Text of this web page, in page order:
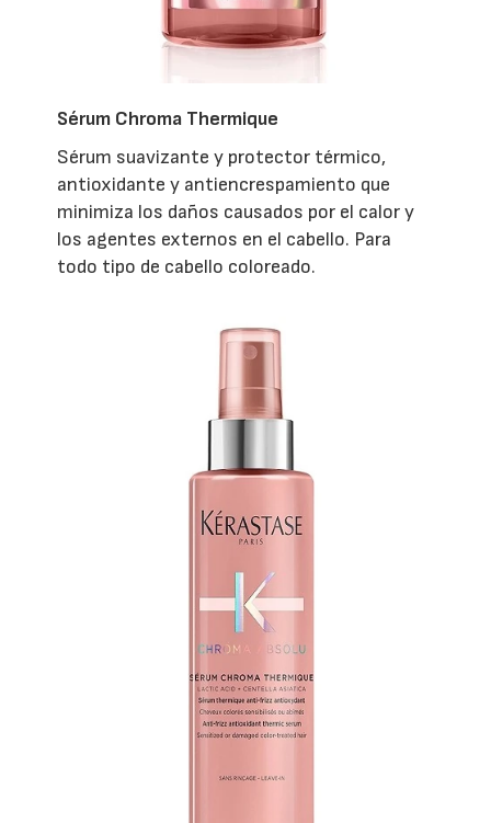
Sérum Chroma Thermique
Sérum suavizante y protector térmico,
antioxidante y antiencrespamiento que
minimiza los daños causados por el calor y
los agentes externos en el cabello. Para
todo tipo de cabello coloreado.